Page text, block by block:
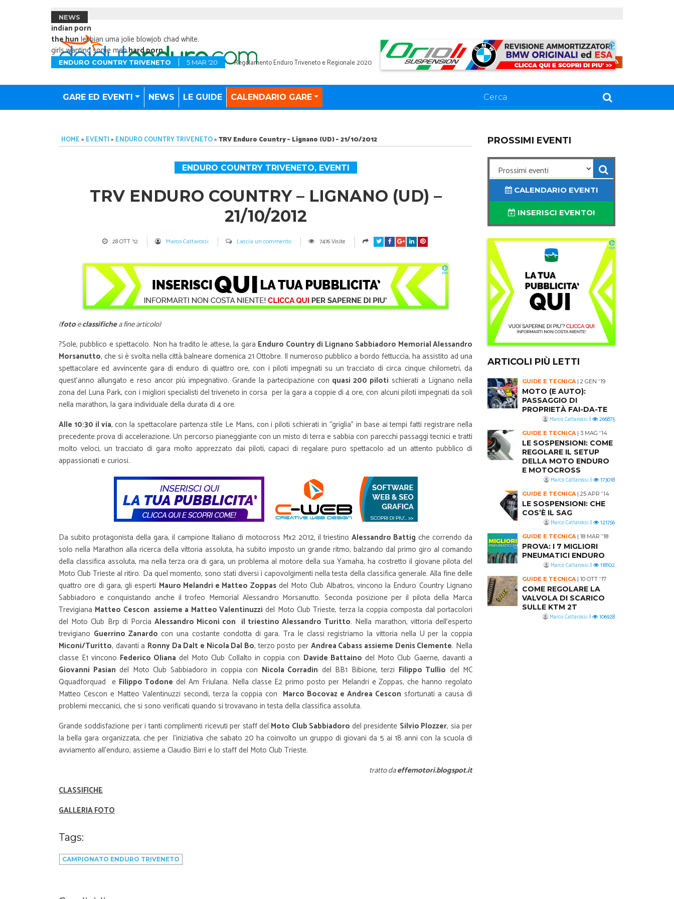
NEWS
indian porn
the hunlesbian uma jolie blowjob chad white.
girls wanting some men.hard porn
ENDURO COUNTRY TRIVENETO 5 MAR '20 Regolamento Enduro Triveneto e Regionale 2020
GARE ED EVENTI NEWS LE GUIDE CALENDARIO GARE
HOME» EVENTI» ENDURO COUNTRY TRIVENETO»TRV Enduro Country – Lignano (UD) – 21/10/2012
ENDURO COUNTRY TRIVENETO, EVENTI
TRV ENDURO COUNTRY – LIGNANO (UD) –
21/10/2012
28 OTT '12 Marco Cattarossi Lascia un commento 7476 Visite
(fotoeclassifichea fine articolo)
?Sole, pubblico e spettacolo. Non ha tradito le attese, la gara Enduro Country di Lignano Sabbiadoro Memorial Alessandro
Morsanutto, che si è svolta nella città balneare domenica 21 Ottobre. Il numeroso pubblico a bordo fettuccia, ha assistito ad una
spettacolare ed avvincente gara di enduro di quattro ore, con i piloti impegnati su un tracciato di circa cinque chilometri, da
quest’anno allungato e reso ancor più impegnativo. Grande la partecipazione con quasi 200 piloti schierati a Lignano nella
zona del Luna Park, con i migliori specialisti del triveneto in corsa per la gara a coppie di 4 ore, con alcuni piloti impegnati da soli
nella marathon, la gara individuale della durata di 4 ore.
Alle 10:30 il via, con la spettacolare partenza stile Le Mans, con i piloti schierati in “griglia” in base ai tempi fatti registrare nella
precedente prova di accelerazione. Un percorso pianeggiante con un misto di terra e sabbia con parecchi passaggi tecnici e tratti
molto veloci, un tracciato di gara molto apprezzato dai piloti, capaci di regalare puro spettacolo ad un attento pubblico di
appassionati e curiosi.
Da subito protagonista della gara, il campione Italiano di motocross Mx2 2012, il triestino Alessandro Battig che correndo da
solo nella Marathon alla ricerca della vittoria assoluta, ha subito imposto un grande ritmo, balzando dal primo giro al comando
della classifica assoluta, ma nella terza ora di gara, un problema al motore della sua Yamaha, ha costretto il giovane pilota del
Moto Club Trieste al ritiro. Da quel momento, sono stati diversi i capovolgimenti nella testa della classifica generale. Alla fine delle
quattro ore di gara, gli esperti Mauro Melandri e Matteo Zoppasdel Moto Club Albatros, vincono la Enduro Country Lignano
Sabbiadoro e conquistando anche il trofeo Memorial Alessandro Morsanutto. Seconda posizione per il pilota della Marca
Trevigiana Matteo Cescon assieme a Matteo Valentinuzzi del Moto Club Trieste, terza la coppia composta dal portacolori
del Moto Club Brp di PorciaAlessandro Miconi con il triestino Alessandro Turitto. Nella marathon, vittoria dell’esperto
trevigiano Guerrino Zanardo con una costante condotta di gara. Tra le classi registriamo la vittoria nella U per la coppia
Miconi/Turitto, davanti a Ronny Da Dalt e Nicola Dal Bo, terzo posto per Andrea Cabass assieme Denis Clemente. Nella
classe E1 vincono Federico Oliana del Moto Club Collalto in coppia con Davide Battaino del Moto Club Gaerne, davanti a
Giovanni Pasian del Moto Club Sabbiadoro in coppia con Nicola Corradin del BB1 Bibione, terzi Filippo Tullio del MC
Qquadforquad e Filippo Todone del Am Friulana. Nella classe E2 primo posto per Melandri e Zoppas, che hanno regolato
Matteo Cescon e Matteo Valentinuzzi secondi, terza la coppia con Marco Bocovaz e Andrea Cescon sfortunati a causa di
problemi meccanici, che si sono verificati quando si trovavano in testa della classifica assoluta.
Grande soddisfazione per i tanti complimenti ricevuti per staff del Moto Club Sabbiadoro del presidente Silvio Plozzer, sia per
la bella gara organizzata, che per l’iniziativa che sabato 20 ha coinvolto un gruppo di giovani da 5 ai 18 anni con la scuola di
avviamento all’enduro, assieme a Claudio Birri e lo staff del Moto Club Trieste.
tratto daeffemotori.blogspot.it
CLASSIFICHE
GALLERIA FOTO
Tags:
CAMPIONATO ENDURO TRIVENETO
PROSSIMI EVENTI
CALENDARIO EVENTI
INSERISCI EVENTO!
ARTICOLI PIÙ LETTI
GUIDE E TECNICA | 2 GEN '19
MOTO (E AUTO):
PASSAGGIO DI
PROPRIETÀ FAI-DA-TE
Marco Cattarossi | 266875
GUIDE E TECNICA | 3 MAG '14
LE SOSPENSIONI: COME
REGOLARE IL SETUP
DELLA MOTO ENDURO
E MOTOCROSS
Marco Cattarossi | 173018
GUIDE E TECNICA | 25 APR '14
LE SOSPENSIONI: CHE
COS’È IL SAG
Marco Cattarossi | 121756
GUIDE E TECNICA | 18 MAR '18
PROVA: I 7 MIGLIORI
PNEUMATICI ENDURO
Marco Cattarossi | 118102
GUIDE E TECNICA | 10 OTT '17
COME REGOLARE LA
VALVOLA DI SCARICO
SULLE KTM 2T
Marco Cattarossi | 106928